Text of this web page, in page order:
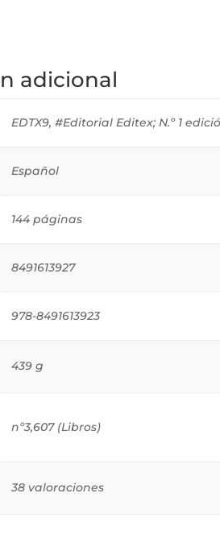
adicional
EDTX9, #Editorial Editex; N.º 1
Español
144 páginas
8491613927
978-8491613923
439 g
nº3,607 (Libros)
38 valoraciones